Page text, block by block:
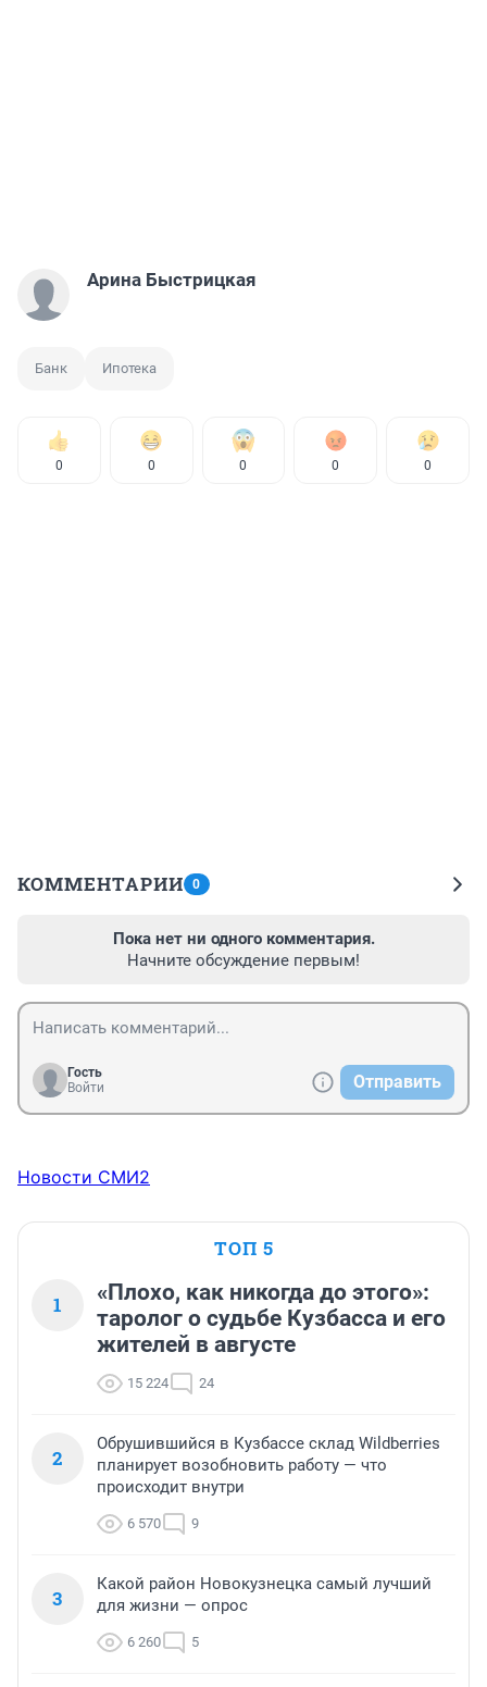
Арина Быстрицкая
Банк Ипотека
0 0 0 0 0
КОММЕНТАРИИ 0
Пока нет ни одного комментария.
Начните обсуждение первым!
Гость
Войти
Отправить
Новости СМИ2
ТОП 5
1
«Плохо, как никогда до этого»:
таролог о судьбе Кузбасса и его
жителей в августе
15 224 24
2
Обрушившийся в Кузбассе склад Wildberries
планирует возобновить работу — что
происходит внутри
6 570 9
3
Какой район Новокузнецка самый лучший
для жизни — опрос
6 260 5